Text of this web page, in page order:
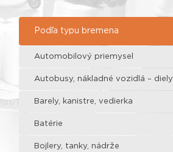
Podľa typu bremena
Automobilový priemysel
Autobusy, nákladné vozidlá – diely
Barely, kanistre, vedierka
Batérie
Bojlery, tanky, nádrže